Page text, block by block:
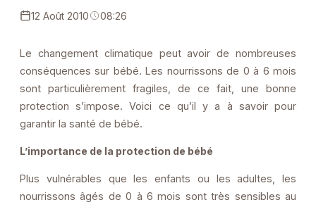
12 Août 2010 08:26
Le changement climatique peut avoir de nombreuses
conséquences sur bébé. Les nourrissons de 0 à 6 mois
sont particulièrement fragiles, de ce fait, une bonne
protection s’impose. Voici ce qu’il y a à savoir pour
garantir la santé de bébé.
L’importance de la protection de bébé
Plus vulnérables que les enfants ou les adultes, les
nourrissons âgés de 0 à 6 mois sont très sensibles au